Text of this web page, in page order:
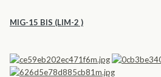
MIG-15 BIS (LIM-2 )